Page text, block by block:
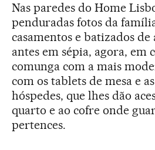
Nas paredes do Home
penduradas fotos da
casamentos e batizados de
antes em sépia, agora, em
comunga com a mais
com os tablets de mesa e
hóspedes, que lhes dão
quarto e ao cofre onde
pertences.